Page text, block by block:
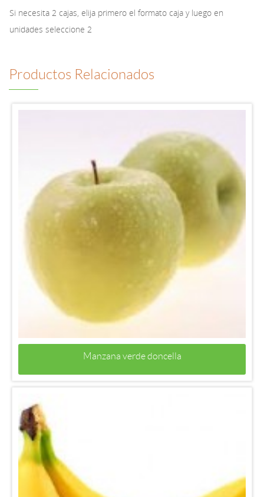
Si necesita 2 cajas, elija primero el formato caja y luego en
unidades seleccione 2
Productos Relacionados
Manzana verde doncella